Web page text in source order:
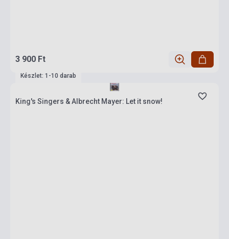
3 900 Ft
Készlet: 1-10 darab
King's Singers & Albrecht Mayer: Let it snow!